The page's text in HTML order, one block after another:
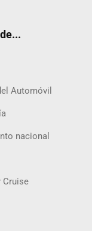
Automóvil
nacional
Cruise